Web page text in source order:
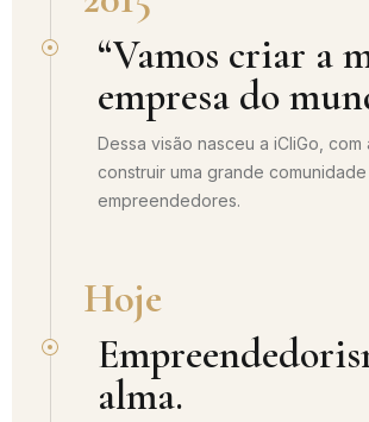
“Vamos criar a
empresa do
Dessa visão nasceu a iCliGo, com
construir uma grande
empreendedores.
Hoje
alma.